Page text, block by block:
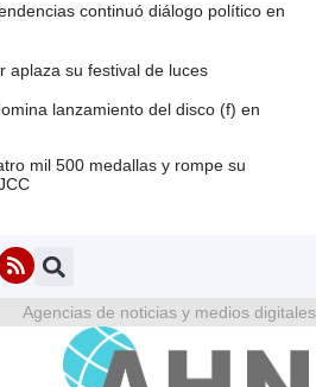
continuó diálogo político en
aplaza su festival de luces
lanzamiento del disco (f) en
mil 500 medallas y rompe su
Agencias de noticias y medios digitales